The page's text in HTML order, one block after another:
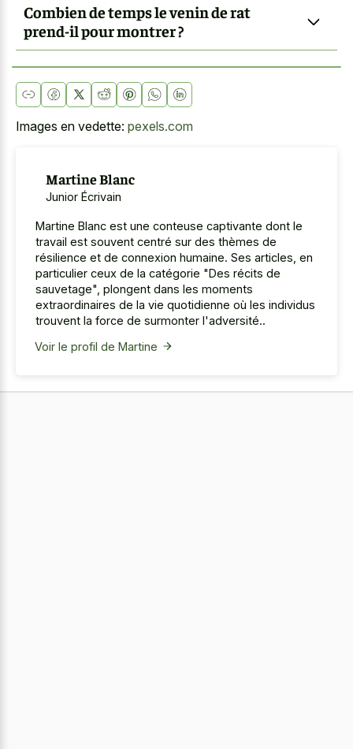
Combien de temps le venin de rat
prend-il pour montrer ?
Images en vedette: pexels.com
Martine Blanc
Junior Écrivain
Martine Blanc est une conteuse captivante dont le
travail est souvent centré sur des thèmes de
résilience et de connexion humaine. Ses articles, en
particulier ceux de la catégorie "Des récits de
sauvetage", plongent dans les moments
extraordinaires de la vie quotidienne où les individus
trouvent la force de surmonter l'adversité..
Voir le profil de Martine